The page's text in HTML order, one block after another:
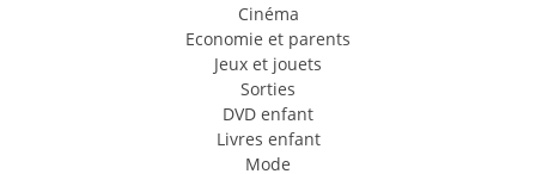
Cinéma
Economie et parents
Jeux et jouets
Sorties
DVD enfant
Livres enfant
Mode